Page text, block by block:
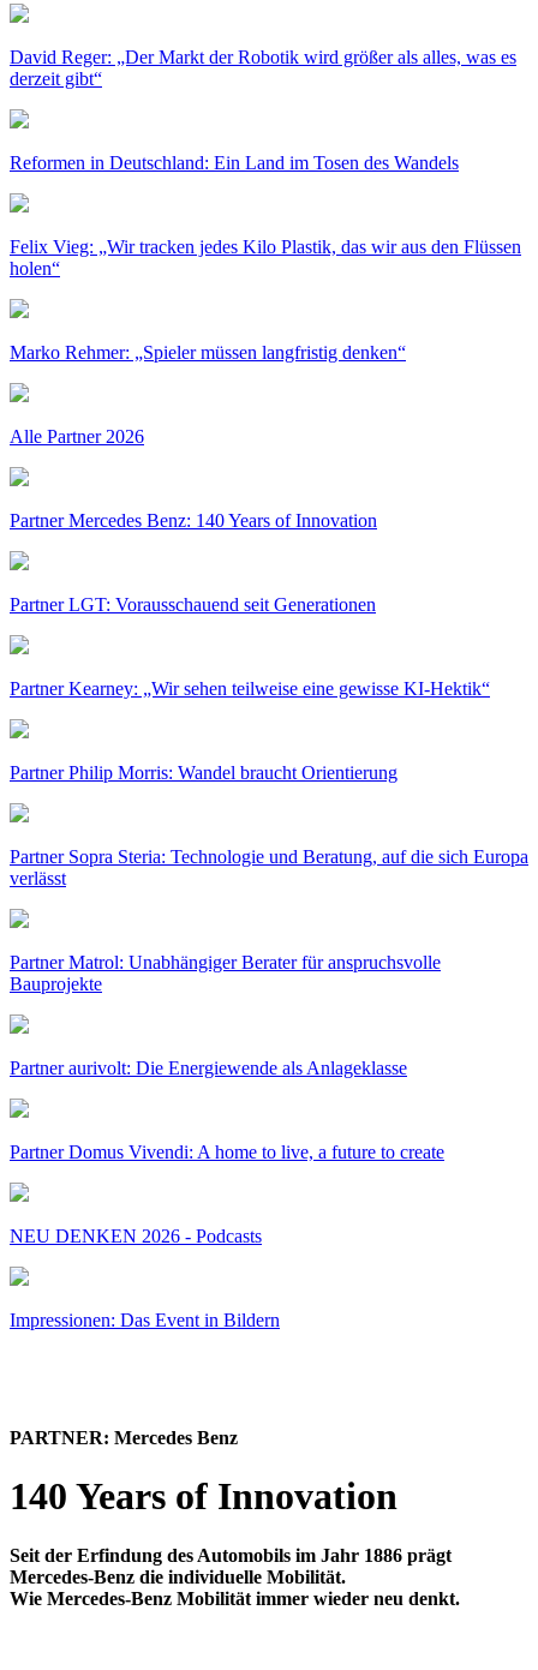
David Reger: „Der Markt der Robotik wird größer als alles, was es
derzeit gibt“
Reformen in Deutschland: Ein Land im Tosen des Wandels
Felix Vieg: „Wir tracken jedes Kilo Plastik, das wir aus den Flüssen
holen“
Marko Rehmer: „Spieler müssen langfristig denken“
Alle Partner 2026
Partner Mercedes Benz: 140 Years of Innovation
Partner LGT: Vorausschauend seit Generationen
Partner Kearney: „Wir sehen teilweise eine gewisse KI-Hektik“
Partner Philip Morris: Wandel braucht Orientierung
Partner Sopra Steria: Technologie und Beratung, auf die sich Europa
verlässt
Partner Matrol: Unabhängiger Berater für anspruchsvolle
Bauprojekte
Partner aurivolt: Die Energiewende als Anlageklasse
Partner Domus Vivendi: A home to live, a future to create
NEU DENKEN 2026 - Podcasts
Impressionen: Das Event in Bildern
PARTNER: Mercedes Benz
140 Years of Innovation
Seit der Erfindung des Automobils im Jahr 1886 prägt
Mercedes-Benz die individuelle Mobilität.
Wie Mercedes-Benz Mobilität immer wieder neu denkt.